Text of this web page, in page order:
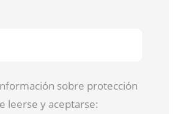
sobre protección
leerse y aceptarse: